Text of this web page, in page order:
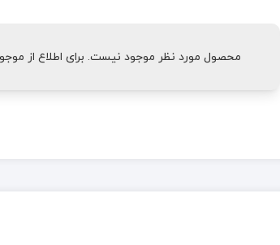
محصول مورد نظر موجود نیست. برای اطلاع از